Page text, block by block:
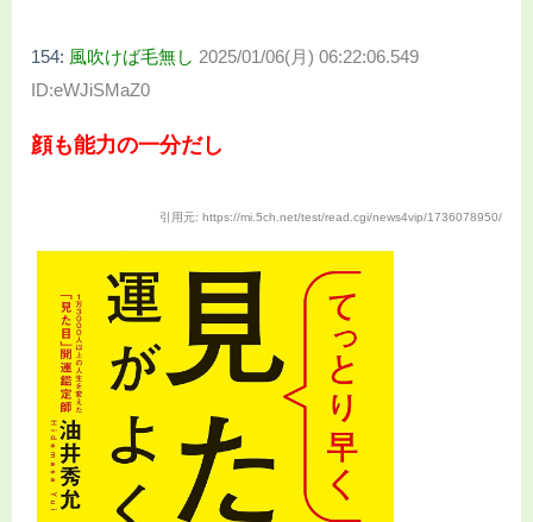
154: 風吹けば毛無し 2025/01/06(月) 06:22:06.549
ID:eWJiSMaZ0
顔も能力の一分だし
引用元: https://mi.5ch.net/test/read.cgi/news4vip/1736078950/